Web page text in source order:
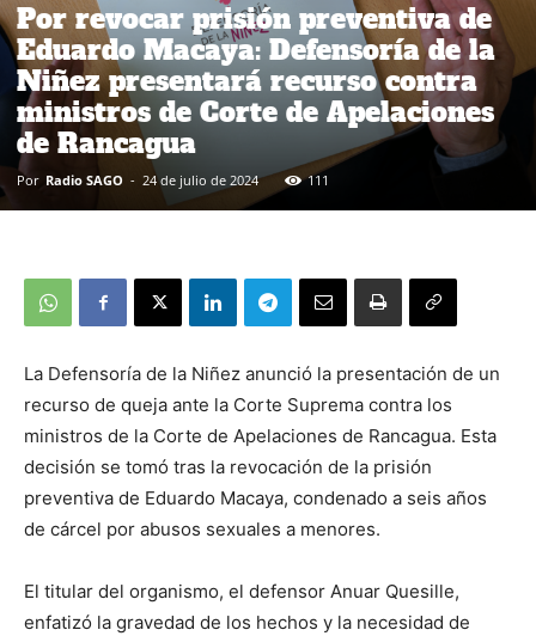
Por revocar prisión preventiva de
Eduardo Macaya: Defensoría de la
Niñez presentará recurso contra
ministros de Corte de Apelaciones
de Rancagua
Por Radio SAGO - 24 de julio de 2024 111
La Defensoría de la Niñez anunció la presentación de un
recurso de queja ante la Corte Suprema contra los
ministros de la Corte de Apelaciones de Rancagua. Esta
decisión se tomó tras la revocación de la prisión
preventiva de Eduardo Macaya, condenado a seis años
de cárcel por abusos sexuales a menores.
El titular del organismo, el defensor Anuar Quesille,
enfatizó la gravedad de los hechos y la necesidad de